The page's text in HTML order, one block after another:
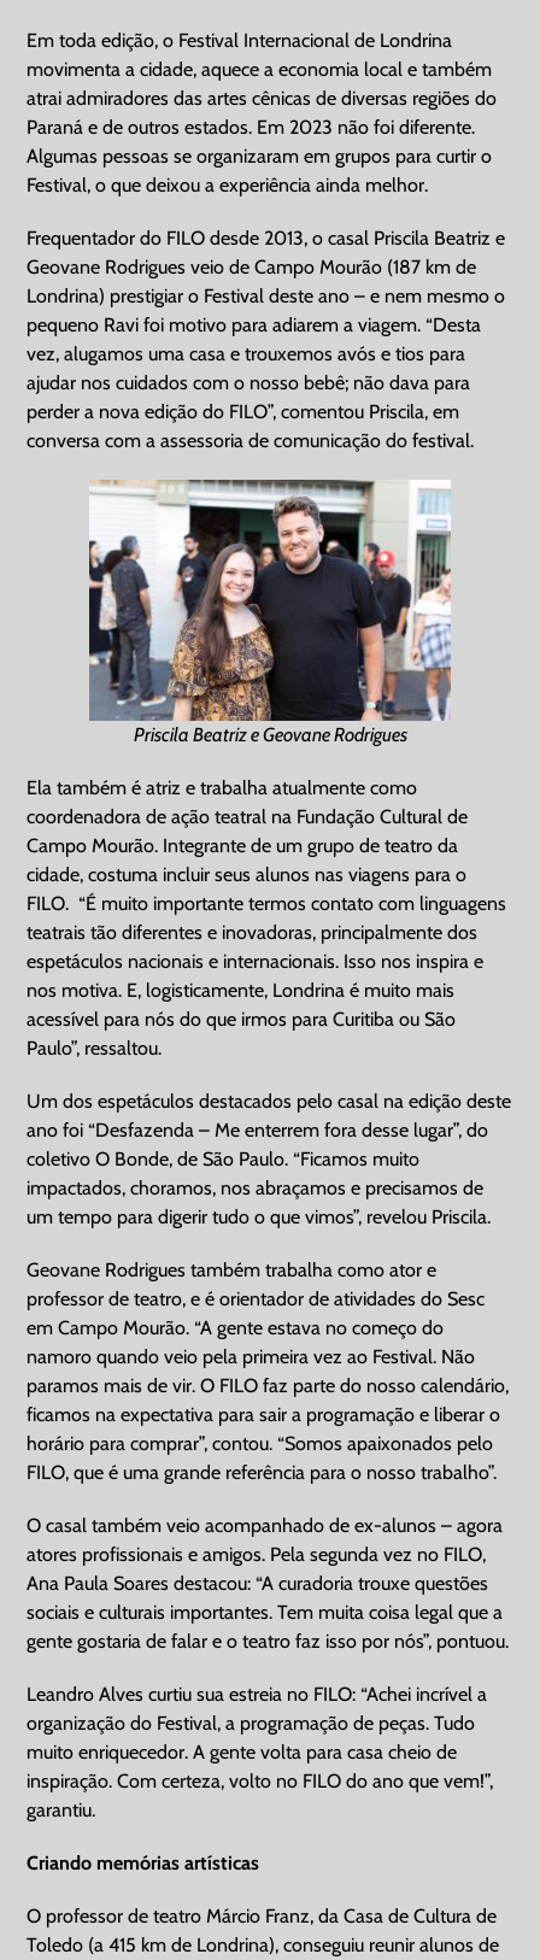
Em toda edição, o Festival Internacional de Londrina
movimenta a cidade, aquece a economia local e também
atrai admiradores das artes cênicas de diversas regiões do
Paraná e de outros estados. Em 2023 não foi diferente.
Algumas pessoas se organizaram em grupos para curtir o
Festival, o que deixou a experiência ainda melhor.
Frequentador do FILO desde 2013, o casal Priscila Beatriz e
Geovane Rodrigues veio de Campo Mourão (187 km de
Londrina) prestigiar o Festival deste ano – e nem mesmo o
pequeno Ravi foi motivo para adiarem a viagem. “Desta
vez, alugamos uma casa e trouxemos avós e tios para
ajudar nos cuidados com o nosso bebê; não dava para
perder a nova edição do FILO”, comentou Priscila, em
conversa com a assessoria de comunicação do festival.
Priscila Beatriz e Geovane Rodrigues
Ela também é atriz e trabalha atualmente como
coordenadora de ação teatral na Fundação Cultural de
Campo Mourão. Integrante de um grupo de teatro da
cidade, costuma incluir seus alunos nas viagens para o
FILO. “É muito importante termos contato com linguagens
teatrais tão diferentes e inovadoras, principalmente dos
espetáculos nacionais e internacionais. Isso nos inspira e
nos motiva. E, logisticamente, Londrina é muito mais
acessível para nós do que irmos para Curitiba ou São
Paulo”, ressaltou.
Um dos espetáculos destacados pelo casal na edição deste
ano foi “Desfazenda – Me enterrem fora desse lugar”, do
coletivo O Bonde, de São Paulo. “Ficamos muito
impactados, choramos, nos abraçamos e precisamos de
um tempo para digerir tudo o que vimos”, revelou Priscila.
Geovane Rodrigues também trabalha como ator e
professor de teatro, e é orientador de atividades do Sesc
em Campo Mourão. “A gente estava no começo do
namoro quando veio pela primeira vez ao Festival. Não
paramos mais de vir. O FILO faz parte do nosso calendário,
ficamos na expectativa para sair a programação e liberar o
horário para comprar”, contou. “Somos apaixonados pelo
FILO, que é uma grande referência para o nosso trabalho”.
O casal também veio acompanhado de ex-alunos – agora
atores profissionais e amigos. Pela segunda vez no FILO,
Ana Paula Soares destacou: “A curadoria trouxe questões
sociais e culturais importantes. Tem muita coisa legal que a
gente gostaria de falar e o teatro faz isso por nós”, pontuou.
Leandro Alves curtiu sua estreia no FILO: “Achei incrível a
organização do Festival, a programação de peças. Tudo
muito enriquecedor. A gente volta para casa cheio de
inspiração. Com certeza, volto no FILO do ano que vem!”,
garantiu.
Criando memórias artísticas
O professor de teatro Márcio Franz, da Casa de Cultura de
Toledo (a 415 km de Londrina), conseguiu reunir alunos de